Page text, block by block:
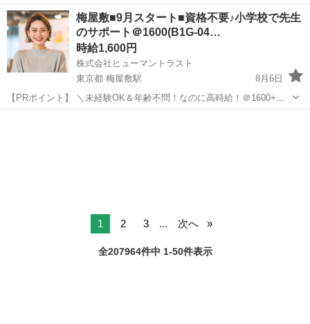
ルバイトを探している」 「小倉北区で家庭教師の仕事に興味がある」
「スキマ時間を活かして働きたい」 そんな方におすすめの家庭教師バ
イトです。 ...
福岡 北九州市 家庭教師 時給
梅屋敷■9月スタート■資格不要♪小学校で先生
のサポート＠1600(B1G-04…
時給1,600円
株式会社ヒューマントラスト
東京都 梅屋敷駅
8月6日
【PRポイント】 ＼未経験OK＆年齢不問！なのに高時給！＠1600+交
／ 大田区内の各小学校で大量募集♪ ▽平日週4日勤務！経験や資格は不
1 2 3 ... 次へ
全207964件中 1-50件表示